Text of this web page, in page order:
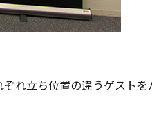
れ立ち位置の違うゲスト